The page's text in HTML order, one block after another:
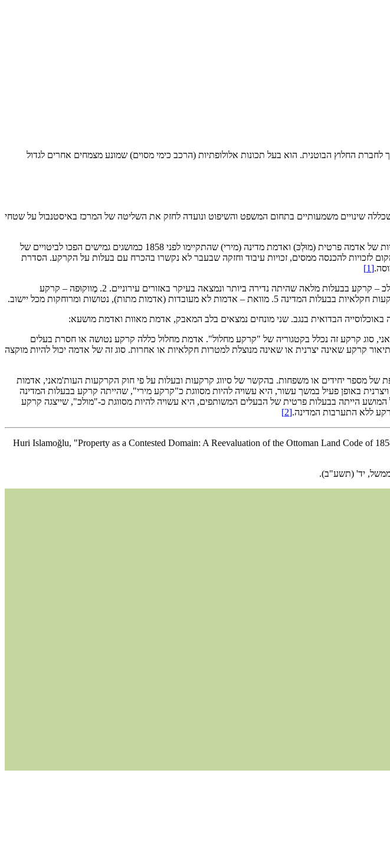
החלוץ הבוטנית. הוא בעל תכונות אלולופתיות (הרכב כימי מסוים) שמונע מצמחים אחרים לגדול
נחקק כחלק מרפורמת התנזימאת של אמצע המאה ה-19 – רפורמה נרחבת שכללה שינויים משמעותיים בתחום המשפט והשיפוט ונועדה לחזק את השליטה של המרכז באיסטנבול על שטחי
חוק הקרקעות התבסס על חוקים קודמים ובעיקר על הקאנון (החוק הסולטאני) שנטען במשמעויות חדשות. הקטגוריות של אדמה פרטית (מוּלְכּ) ואדמת מדינה (מירי) שהתקיימו לפני 1858 כמושגים גמישים הפכו לביטויים של
לזכויות להכנסה ממסים, זכויות עיבוד וחזקה שבעבר לא נקשרו בהכרח עם בעלות על הקרקע. הסדרת
[1]
חוק הקרקעות העות׳מאני קבע חמישה סוגים של קרקעות שתיארו סוגים שונים של יחסי בעלות, עיבוד ומיסוי: 1. מולכ – קרקע בבעלות מלאה שהיתה נדירה ביותר ונמצאה בעיקר באזורים עירוניים. 2. מֶווקוּפה – קרקע
הבדואית בנגב. שני מונחים נמצאים בלב המאבק, אדמת מאוות ואדמת מושעא:
סוג קרקע זה נכלל בקטגוריה של "קרקע מחלול". אדמת מחלול כללה קרקע נטושה או חסרת בעלים
קרקע שאינה יצרנית או שאינה מנוצלת למטרות חקלאיות או אחרות. סוג זה של אדמה יכול להיות מוקצה
מספר יחידים או משפחות. בהקשר של סיווג קרקעות ובעלות על פי חוק הקרקעות העות'מאני, אדמות
באופן פעיל במשך עשור, היא עשויה להיות מסווגת כ"קרקע מירי", שהייתה קרקע בבעלות המדינה
הייתה בבעלות פרטית של הבעלים המשותפים, היא עשויה להיות מסווגת כ-"מולכ", שייצגה קרקע
ללא התערבות המדינה.[2]
Huri Islamoğlu, "Property as a Contested Domain: A Reevaluation of the Ottoman Land Code of
יד' (תשע"ב).